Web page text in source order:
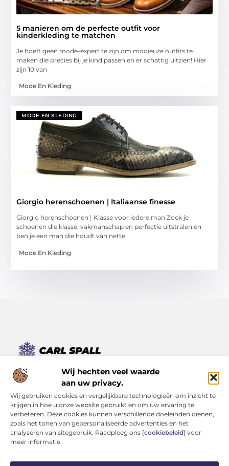
Wij hechten veel waarde
aan uw privacy.
Wij gebruiken cookies en vergelijkbare technologieën om inzicht te
krijgen in hoe u onze website gebruikt en om uw ervaring te
verbeteren. Deze cookies kunnen verschillende doeleinden dienen,
zoals het tonen van gepersonaliseerde advertenties en het
analyseren van sitegebruik. Raadpleeg ons [cookiebeleid] voor
meer informatie.
5 manieren om de perfecte outfit voor
kinderkleding te matchen
Je hoeft geen mode-expert te zijn om modieuze outfits te
maken die precies bij je kind passen en er schattig uitzien! Hier
zijn 10 van
Mode En Kleding
MODE EN KLEDING
Giorgio herenschoenen | Italiaanse finesse
Giorgio herenschoenen | Klasse voor iedere man Zoek je
schoenen die klasse, vakmanschap en perfectie uitstralen en
ben je een man die houdt van nette
Mode En Kleding
Van kleine momenten tot grote inzichten – lees het hier.
Ontdek een verscheidenheid aan blogs en artikelen die je
dagelijks leven verrijken, van inspirerende verhalen tot
praktische tips.
Bericht categorie
Onze informatie